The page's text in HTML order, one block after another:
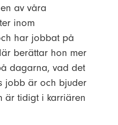
av våra
inom
har jobbat på
berättar hon mer
dagarna, vad det
jobb är och bjuder
är tidigt i karriären